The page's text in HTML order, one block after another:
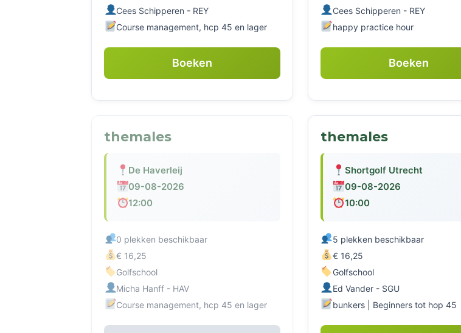
Cees Schipperen - REY
Course management, hcp 45 en lager
Boeken
Cees Schipperen - REY
happy practice hour
Boeken
themales
De Haverleij
09-08-2026
12:00
0 plekken beschikbaar
€ 16,25
Golfschool
Micha Hanff - HAV
Course management, hcp 45 en lager
themales
Shortgolf Utrecht
09-08-2026
10:00
5 plekken beschikbaar
€ 16,25
Golfschool
Ed Vander - SGU
bunkers | Beginners tot hop 45